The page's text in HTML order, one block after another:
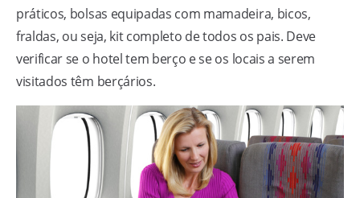
práticos, bolsas equipadas com mamadeira, bicos,
fraldas, ou seja, kit completo de todos os pais. Deve
verificar se o hotel tem berço e se os locais a serem
visitados têm berçários.